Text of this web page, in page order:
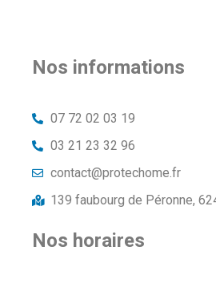
Nos informations
07 72 02 03 19
03 21 23 32 96
contact@protechome.fr
139 faubourg de Péronne,
Nos horaires